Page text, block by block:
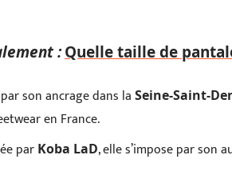
:Quelle taille de
son ancrage dans la Seine-Saint-
en France.
par Koba LaD, elle s’impose par son